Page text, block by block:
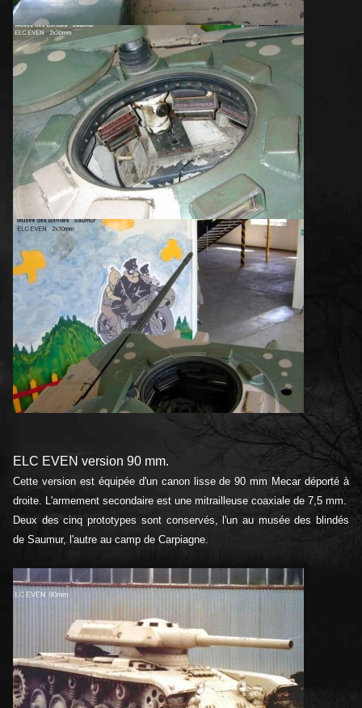
ELC EVEN version 90 mm.
Cette version est équipée d'un canon lisse de 90 mm Mecar déporté à
droite. L'armement secondaire est une mitrailleuse coaxiale de 7,5 mm.
Deux des cinq prototypes sont conservés, l'un au musée des blindés
de Saumur, l'autre au camp de Carpiagne.